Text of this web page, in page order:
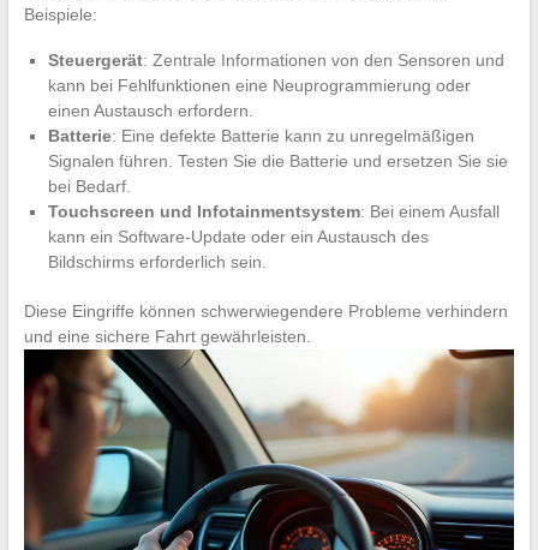
Beispiele:
Steuergerät: Zentrale Informationen von den Sensoren und
kann bei Fehlfunktionen eine Neuprogrammierung oder
einen Austausch erfordern.
Batterie: Eine defekte Batterie kann zu unregelmäßigen
Signalen führen. Testen Sie die Batterie und ersetzen Sie sie
bei Bedarf.
Touchscreen und Infotainmentsystem: Bei einem Ausfall
kann ein Software-Update oder ein Austausch des
Bildschirms erforderlich sein.
Diese Eingriffe können schwerwiegendere Probleme verhindern
und eine sichere Fahrt gewährleisten.